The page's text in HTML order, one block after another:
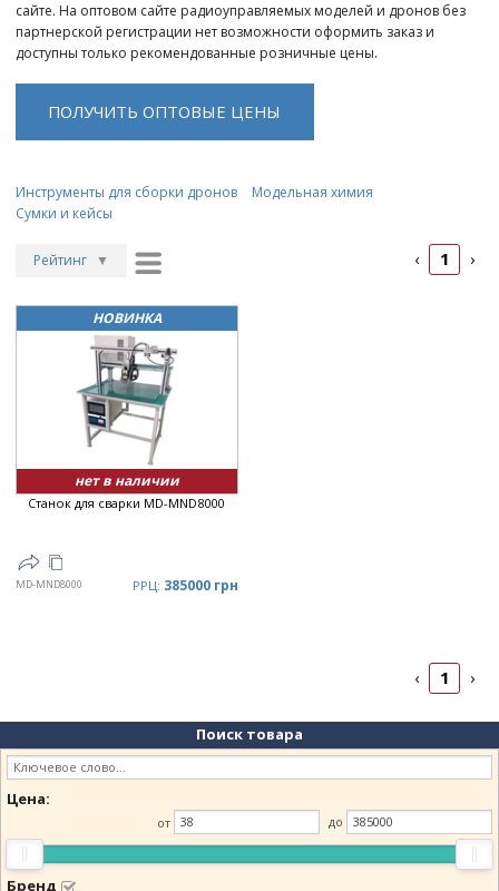
Стать партнером
сайте. На оптовом сайте радиоуправляемых моделей и дронов без
партнерской регистрации нет возможности оформить заказ и
доступны только рекомендованные розничные цены.
ПОЛУЧИТЬ ОПТОВЫЕ ЦЕНЫ
Инструменты для сборки дронов
Модельная химия
Сумки и кейсы
Рейтинг ▼
Дата ▲
▼
▲
▼
‹ 1 ›
НОВИНКА
нет в наличии
Станок для сварки MD-MND8000
MD-MND8000 РРЦ: 385000 грн
‹ 1 ›
Поиск товара
Цена:
от до
Бренд